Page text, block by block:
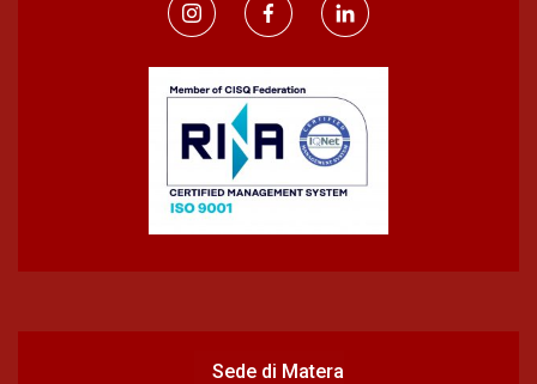
Sede di Matera